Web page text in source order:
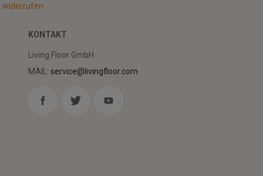
widerrufen
KONTAKT
Living Floor GmbH
MAIL:service@livingfloor.com